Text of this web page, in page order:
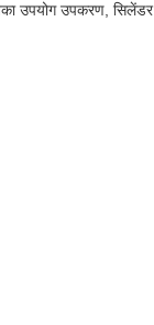
उपयोग उपकरण, सिलेंडर